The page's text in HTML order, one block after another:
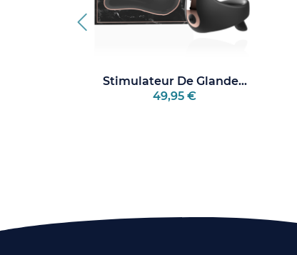
Stimulateur De Glande...
49,95 €